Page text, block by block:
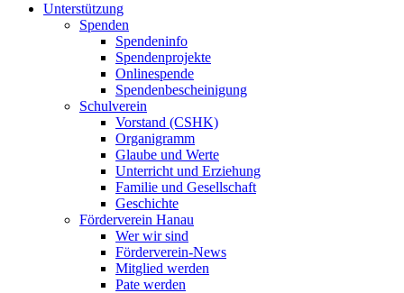
Unterstützung
Spenden
Spendeninfo
Spendenprojekte
Onlinespende
Spendenbescheinigung
Schulverein
Vorstand (CSHK)
Organigramm
Glaube und Werte
Unterricht und Erziehung
Familie und Gesellschaft
Geschichte
Förderverein Hanau
Wer wir sind
Förderverein-News
Mitglied werden
Pate werden